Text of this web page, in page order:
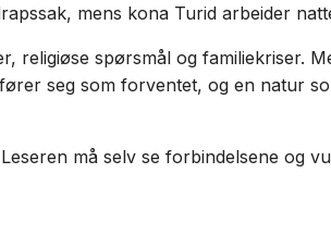
mens kona Turid arbeider
religiøse spørsmål og familiekriser.
seg som forventet, og en natur
må selv se forbindelsene og